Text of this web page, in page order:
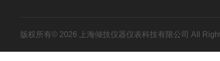
版权所有© 2026 上海倾技仪器仪表科技有限公司 All